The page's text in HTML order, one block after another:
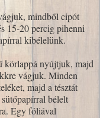
mindből cipót
15-20 percig pihenni
kibélelünk.
körlappá nyújtjuk, majd
vágjuk. Minden
majd a tésztát
bélelt
Egy fóliával